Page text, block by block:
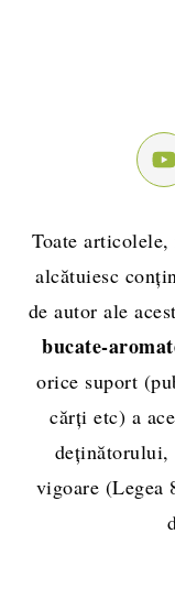
Toate
alcătuiesc
de autor ale
bucate-
orice suport
cărți etc) a
deținătorului,
vigoare (Legea